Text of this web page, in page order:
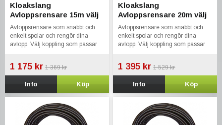
Kloakslang
Avloppsrensare 15m välj
koppling till din tvätt
Avloppsrensare som snabbt och
enkelt spolar och rengör dina
avlopp. Välj koppling som passar
1 175 kr 1 369 kr
Info Köp
Kloakslang
Avloppsrensare 20m välj
koppling till din tvätt
Avloppsrensare som snabbt och
enkelt spolar och rengör dina
avlopp. Välj koppling som passar
1 395 kr 1 529 kr
Info Köp